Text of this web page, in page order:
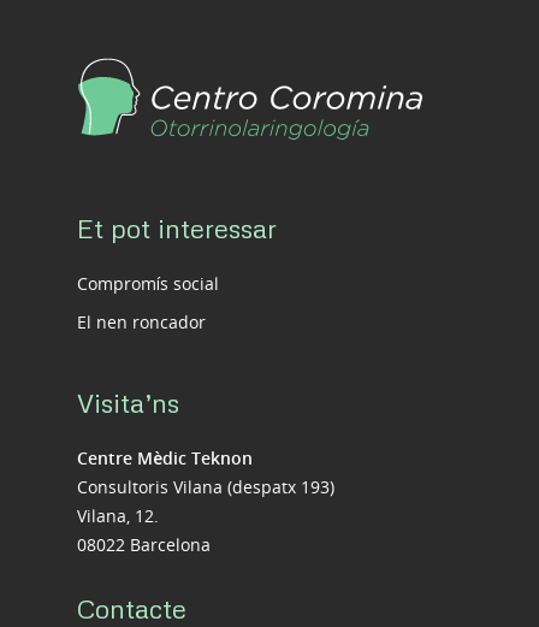
Et pot interessar
Compromís social
El nen roncador
Visita’ns
Centre Mèdic Teknon
Consultoris Vilana (despatx 193)
Vilana, 12.
08022 Barcelona
Contacte